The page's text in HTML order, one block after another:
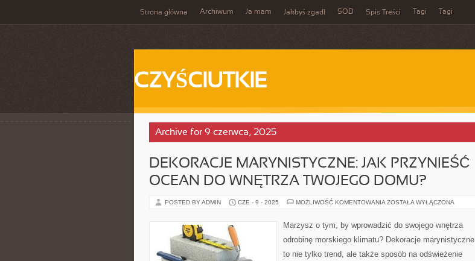
Strona główna Archiwum Ja mam Jakbyś zgadł SOD Spis Treści Tagi Tagi
CZYŚCIUTKIE
Archive for 9 czerwca, 2025
DEKORACJE MARYNISTYCZNE: JAK PRZYNIEŚĆ
OCEAN DO WNĘTRZA TWOJEGO DOMU?
POSTED BY ADMIN CZE - 9 - 2025 MOŻLIWOŚĆ KOMENTOWANIA DEKORACJE
PRZYNIEŚĆ
OCEAN
WNĘTRZA
DOMU?
ZOSTAŁA WYŁĄCZONA
Marzysz o tym, by wprowadzić do swojego wnętrza
odrobinę morskiego klimatu? Dekoracje marynistyczne
to nie tylko trend, ale także sposób na odświeżenie